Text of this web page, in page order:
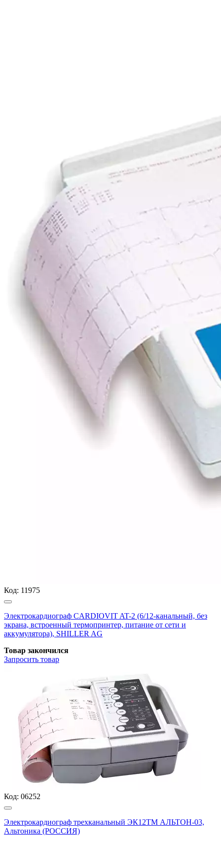
Код: 11975
Электрокардиограф CARDIOVIT AT-2 (6/12-канальный, без
экрана, встроенный термопринтер, питание от сети и
аккумулятора), SHILLER AG
Товар закончился
Запросить товар
Код: 06252
Электрокардиограф трехканальный ЭК12ТМ АЛЬТОН-03,
Альтоника (РОССИЯ)